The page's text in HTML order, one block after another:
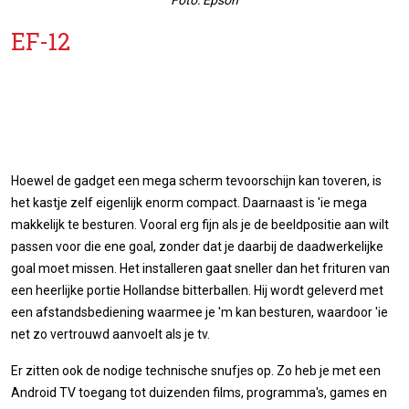
EF-12
Hoewel de gadget een mega scherm tevoorschijn kan toveren, is
het kastje zelf eigenlijk enorm compact. Daarnaast is 'ie mega
makkelijk te besturen. Vooral erg fijn als je de beeldpositie aan wilt
passen voor die ene goal, zonder dat je daarbij de daadwerkelijke
goal moet missen. Het installeren gaat sneller dan het frituren van
een heerlijke portie Hollandse bitterballen. Hij wordt geleverd met
een afstandsbediening waarmee je 'm kan besturen, waardoor 'ie
net zo vertrouwd aanvoelt als je tv.
Er zitten ook de nodige technische snufjes op. Zo heb je met een
Android TV toegang tot duizenden films, programma's, games en